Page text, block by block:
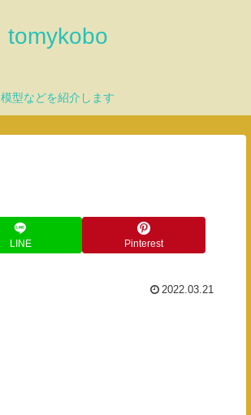
tomykobo
模型などを紹介します
LINE Pinterest
2022.03.21